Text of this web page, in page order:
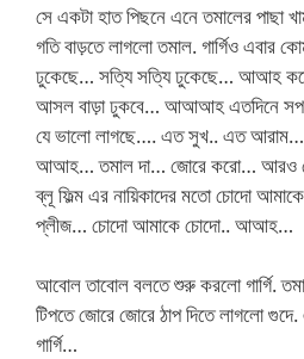
সে একটা হাত পিছনে এনে তমালের
গতি বাড়তে লাগলো তমাল. গার্গিও
ঢুকেছে… সত্যি সত্যি ঢুকেছে… আআহ
আসল বাড়া ঢুকবে… আআআহ এতদিনে
যে ভালো লাগছে…. এত সুখ.. এত
আআহ… তমাল দা… জোরে করো… আরও
ব্লূ ফিল্ম এর নায়িকাদের মতো চোদো
প্লীজ… চোদো আমাকে চোদো.. আআহ…
আবোল তাবোল বলতে শুরু করলো গার্গি.
টিপতে জোরে জোরে ঠাপ দিতে লাগলো
গার্গি…